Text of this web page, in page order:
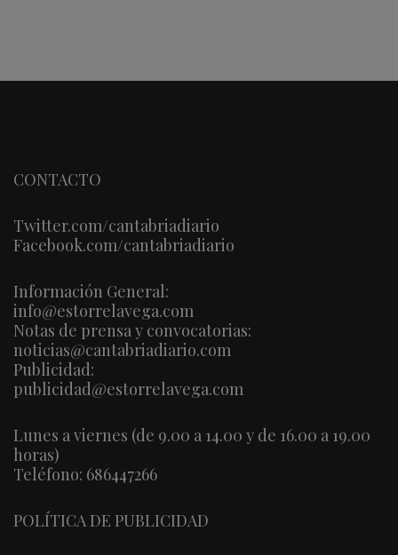
CONTACTO
Twitter.com/cantabriadiario
Facebook.com/cantabriadiario
Información General:
info@estorrelavega.com
Notas de prensa y convocatorias:
noticias@cantabriadiario.com
Publicidad:
publicidad@estorrelavega.com
Lunes a viernes (de 9.00 a 14.00 y de 16.00 a 19.00
horas)
Teléfono: 686447266
POLÍTICA DE PUBLICIDAD